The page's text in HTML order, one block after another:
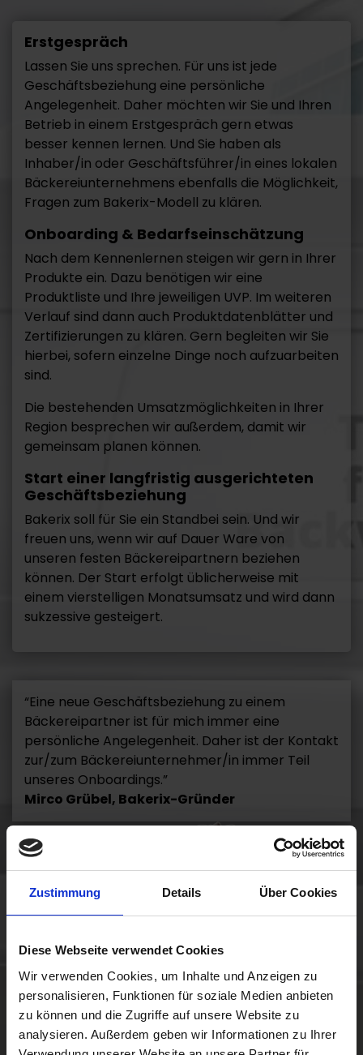
Zustimmung Details Über Cookies
Diese Webseite verwendet Cookies
Wir verwenden Cookies, um Inhalte und Anzeigen zu
personalisieren, Funktionen für soziale Medien anbieten
zu können und die Zugriffe auf unsere Website zu
analysieren. Außerdem geben wir Informationen zu Ihrer
“Eine neue Geschäftsbeziehung zu einem
Bäckereipartner ist für mich immer eine
persönliche Angelegenheit. Daher ist der Kontakt
zur/zum Bäckereiunternehmer/in immer Teil
unseres Onboardings.”
Mirco Grübel, Bakerix-Gründer
Erstgespräch
Lassen Sie uns sprechen. Für uns ist jede
Geschäftsbeziehung eine persönliche
Angelegenheit. Daher möchten wir Sie und Ihren
Betrieb in einem Erstgespräch gern etwas
besser kennen lernen. Und Sie haben als
Inhaber/in oder Geschäftsführer/in eines lokalen
Bäckereiunternehmens ebenfalls die Möglichkeit,
Fragen zum Bakerix-Modell zu klären.
Onboarding & Bedarfseinschätzung
Nach dem Kennenlernen steigen wir gern in Ihrer
Produkte ein. Dazu benötigen wir eine
Produktliste und Ihre jeweiligen UVP. Im weiteren
Verlauf sind dann auch Produktdatenblätter und
Zertifizierungen zu klären. Gern begleiten wir Sie
hierbei, sofern einzelne Dinge noch aufzuarbeiten
sind.
Die bestehenden Umsatzmöglichkeiten in Ihrer
Region besprechen wir außerdem, damit wir
gemeinsam planen können.
Start einer langfristig ausgerichteten
Geschäftsbeziehung
Bakerix soll für Sie ein Standbei sein. Und wir
freuen uns, wenn wir auf Dauer Ware von
unseren festen Bäckereipartnern beziehen
können. Der Start erfolgt üblicherweise mit
einem vierstelligen Monatsumsatz und wird dann
sukzessive gesteigert.